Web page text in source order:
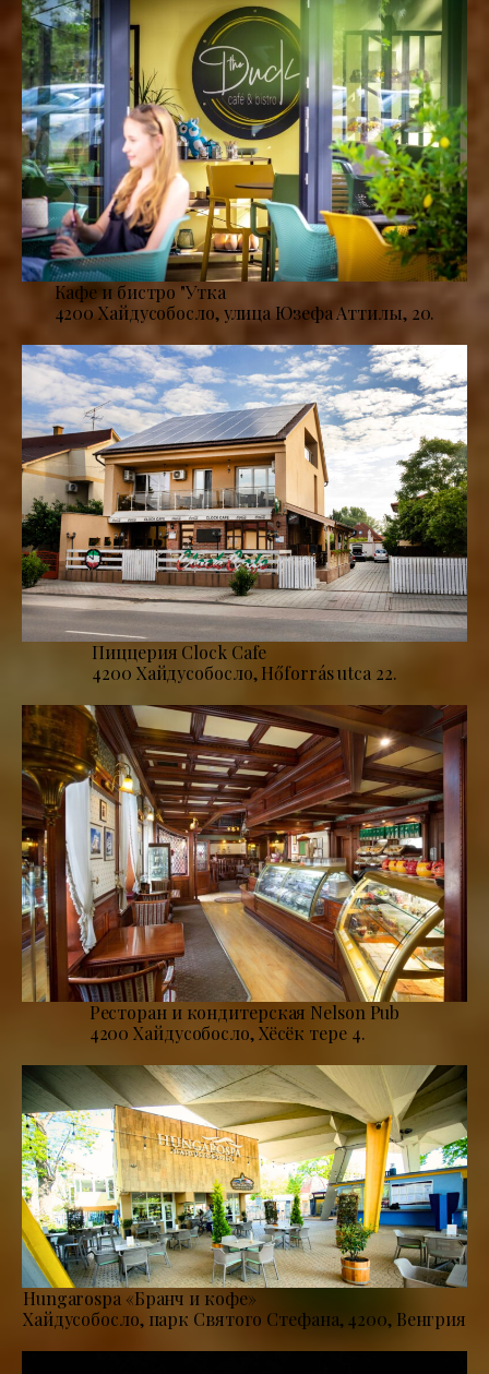
Кафе и бистро "Утка
4200 Хайдусобосло, улица Юзефа Аттилы, 20.
Пиццерия Clock Cafe
4200 Хайдусобосло, Hőforrás utca 22.
Ресторан и кондитерская Nelson Pub
4200 Хайдусобосло, Хёсёк тере 4.
Hungarospa «Бранч и кофе»
Хайдусобосло, парк Святого Стефана, 4200, Венгрия